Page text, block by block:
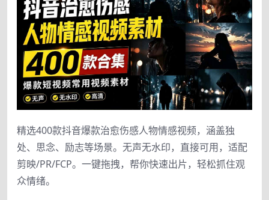
精选400款抖音爆款治愈伤感人物情感视频，涵盖独
处、思念、励志等场景。无声无水印，直接可用，适配
剪映/PR/FCP。一键拖拽，帮你快速出片，轻松抓住观
众情绪。